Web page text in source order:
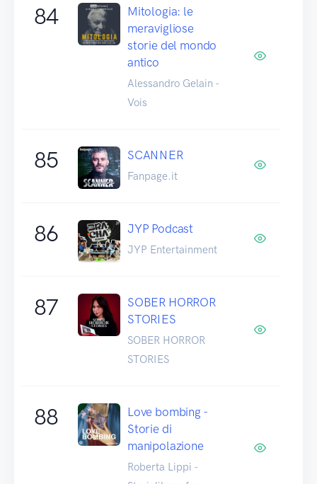
84
Mitologia: le
meravigliose
storie del mondo
antico
Alessandro Gelain -
Vois
85 SCANNER
Fanpage.it
86 JYP Podcast
JYP Entertainment
87
SOBER HORROR
STORIES
SOBER HORROR
STORIES
88
Love bombing -
Storie di
manipolazione
Roberta Lippi -